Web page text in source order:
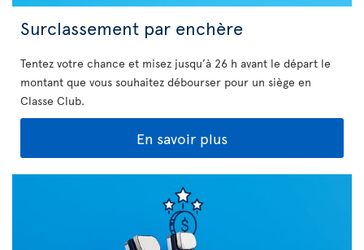
Surclassement par enchère
Tentez votre chance et misez jusqu’à 26 h avant le départ le
montant que vous souhaitez débourser pour un siège en
Classe Club.
En savoir plus